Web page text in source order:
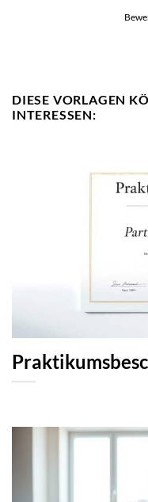
DIESE VORLAGEN
INTERESSEN: